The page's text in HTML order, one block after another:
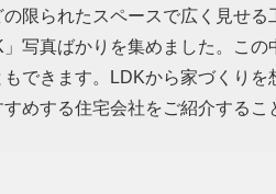
限られたスペースで広く見せ
写真ばかりを集めました。こ
できます。LDKから家づくり
めする住宅会社をご紹介するこ